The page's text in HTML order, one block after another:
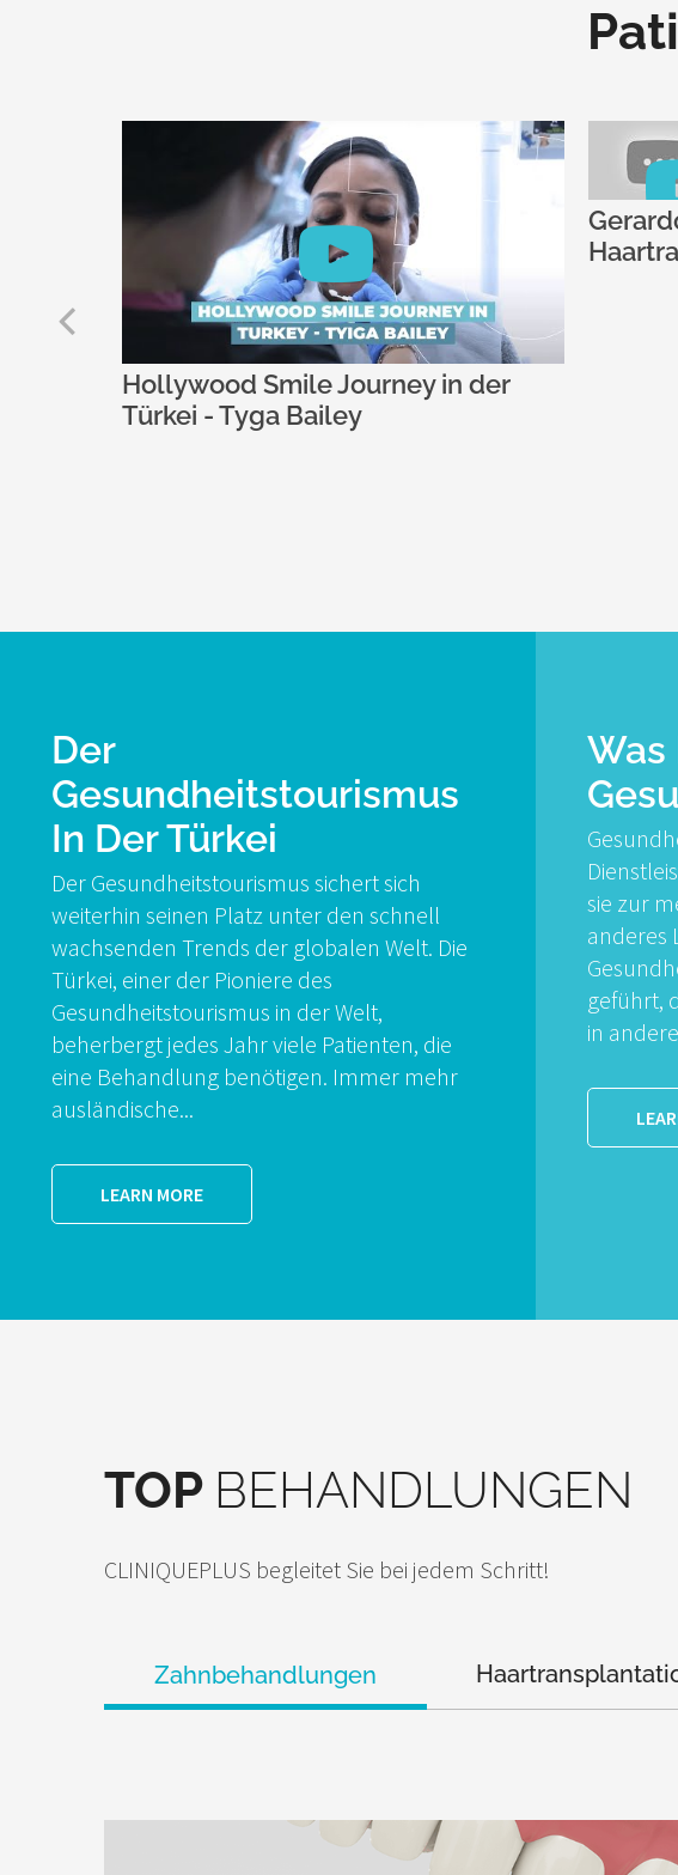
in der
Gerardos
Haartransplantationsprozess
pr
ev
Der
Gesundheitstourismus
In Der Türkei
Der Gesundheitstourismus sichert sich
weiterhin seinen Platz unter den schnell
wachsenden Trends der globalen Welt. Die
Türkei, einer der Pioniere des
Gesundheitstourismus in der Welt,
beherbergt jedes Jahr viele Patienten, die
eine Behandlung benötigen. Immer mehr
ausländische...
LEARN MORE
Was
sie zur
anderes
geführt,
in
TOP BEHANDLUNGEN
CLINIQUEPLUS begleitet Sie bei jedem Schritt!
Zahnbehandlungen